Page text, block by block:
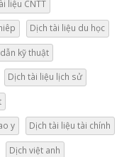
liệu CNTT
Dịch tài liệu du học
kỹ thuật
Dịch tài liệu lịch sử
y Dịch tài liệu tài chính
Dịch việt anh